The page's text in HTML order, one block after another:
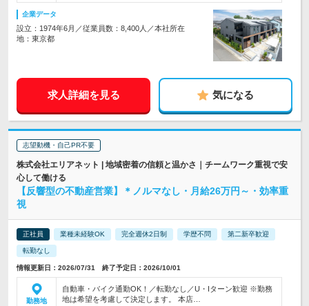
企業データ
設立：1974年6月／従業員数：8,400人／本社所在
地：東京都
求人詳細を見る 気になる
志望動機・自己PR不要
株式会社エリアネット | 地域密着の信頼と温かさ｜チームワーク重視で安
心して働ける
【反響型の不動産営業】＊ノルマなし・月給26万円～・効率重
視
正社員 業種未経験OK 完全週休2日制 学歴不問 第二新卒歓迎
転勤なし
情報更新日：2026/07/31 終了予定日：2026/10/01
勤務地
自動車・バイク通勤OK！／転勤なし／U・Iターン歓迎 ※勤務
地は希望を考慮して決定します。 本店…